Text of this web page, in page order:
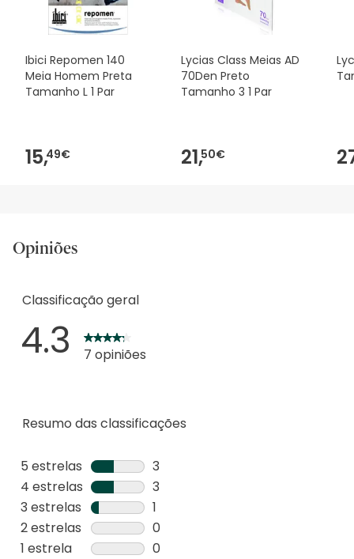
Ibici Repomen 140
Meia Homem Preta
Tamanho L 1 Par
15,49€
Lycias Class Meias AD
70Den Preto
Tamanho 3 1 Par
21,50€
Opiniões
Resumo das classificações
5 estrelas estrelas
3
3
análises
com
5
4 estrelas estrelas
3
3
análises
com
3 estrelas estrelas
1
1
análise
2 estrelas estrelas
0
0
1 estrela estrelas
0
Classificação geral
4.3 7 opiniões